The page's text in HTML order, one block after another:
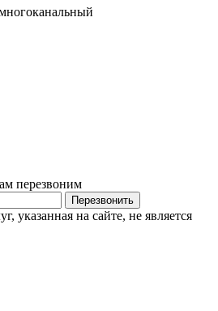
перезвоним
Перезвонить
указанная на сайте, не является